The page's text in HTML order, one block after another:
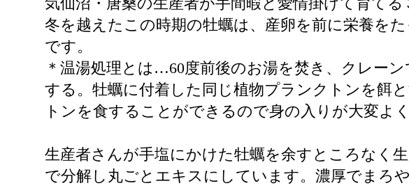
冬を越えたこの時期の牡蠣は、産卵を前に栄養を
です。
＊温湯処理とは…60度前後のお湯を焚き、クレー
する。牡蠣に付着した同じ植物プランクトンを餌
トンを食することができるので身の入りが大変よく
生産者さんが手塩にかけた牡蠣を余すところなく
で分解し丸ごとエキスにしています。濃厚でまろ